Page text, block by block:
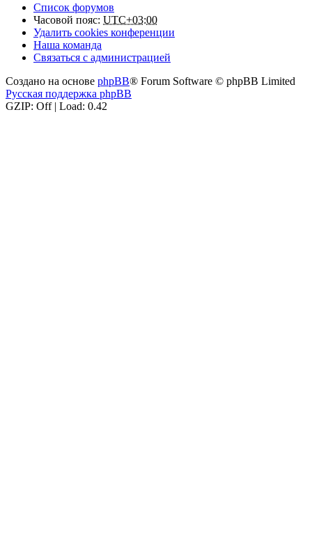
Список форумов
Часовой пояс: UTC+03:00
Удалить cookies конференции
Наша команда
Связаться с администрацией
Создано на основе phpBB® Forum Software © phpBB Limited
Русская поддержка phpBB
GZIP: Off | Load: 0.42